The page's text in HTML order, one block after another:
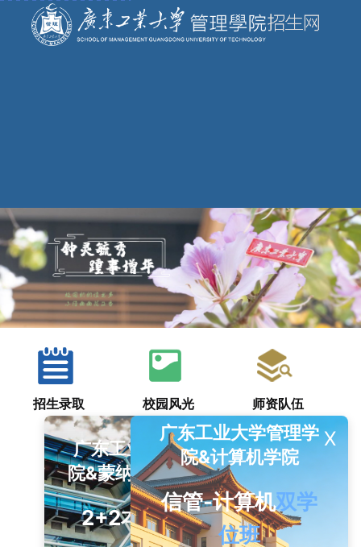
招生录取 校园风光 师资队伍
人才培养
X
广东工业大学管理学
院&蒙纳士大学商学院
2+2本科双学位
X
广东工业大学管理学
院&计算机学院
信管-计算机双学
位班